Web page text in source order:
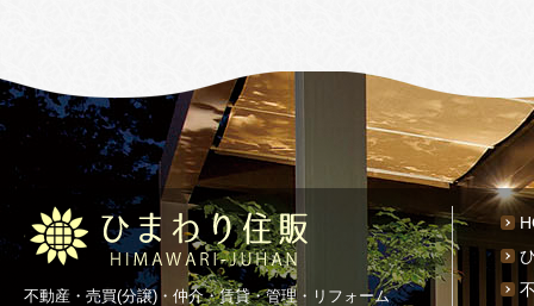
不動産・売買(分譲)・仲介・賃貸・管理・リフォーム